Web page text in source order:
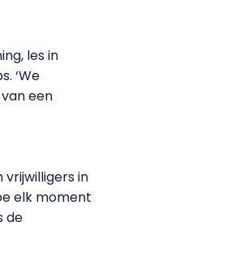
les in
‘We
een
in
elk moment
de